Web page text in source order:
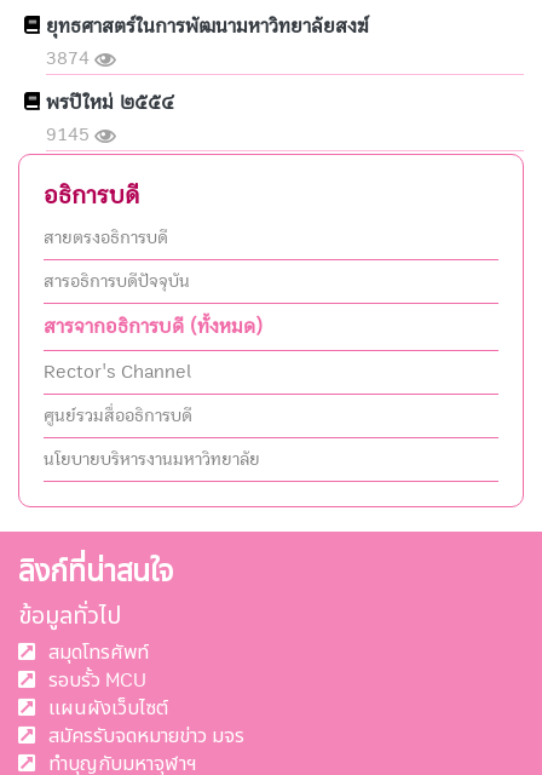
ยุทธศาสตร์ในการพัฒนามหาวิทยาลัยสงฆ์
3874
พรปีใหม่ ๒๕๕๔
9145
อธิการบดี
สายตรงอธิการบดี
สารอธิการบดีปัจจุบัน
สารจากอธิการบดี (ทั้งหมด)
Rector's Channel
ศูนย์รวมสื่ออธิการบดี
นโยบายบริหารงานมหาวิทยาลัย
ลิงก์ที่น่าสนใจ
ข้อมูลทั่วไป
สมุดโทรศัพท์
รอบรั้ว MCU
แผนผังเว็บไซต์
สมัครรับจดหมายข่าว มจร
ทำบุญกับมหาจุฬาฯ